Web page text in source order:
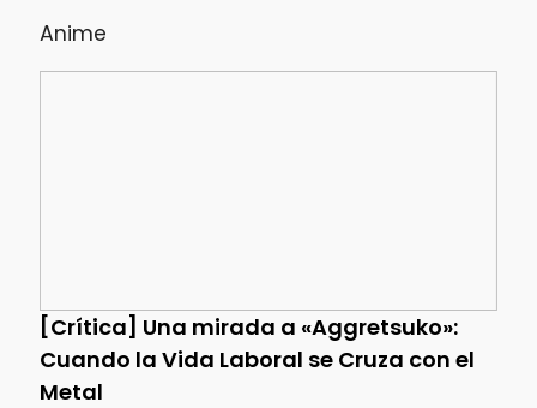
Anime
[Crítica] Una mirada a «Aggretsuko»:
Cuando la Vida Laboral se Cruza con el
Metal